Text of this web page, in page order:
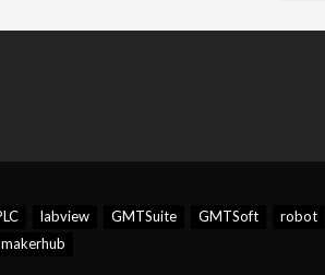
labview GMTSuite GMTSoft robot
makerhub